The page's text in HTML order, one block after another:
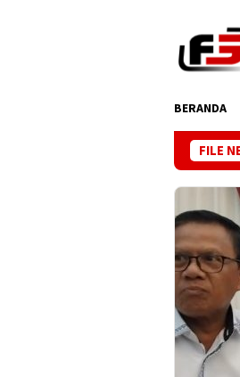
BERANDA
FILE